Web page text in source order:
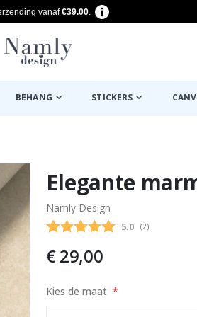
vanaf€39.00.
BEHANG STICKERS
Elegante
Namly Design
Gemiddelde
5.0 (aantal stemmen:
2)
€ 29,00
Kies de maat